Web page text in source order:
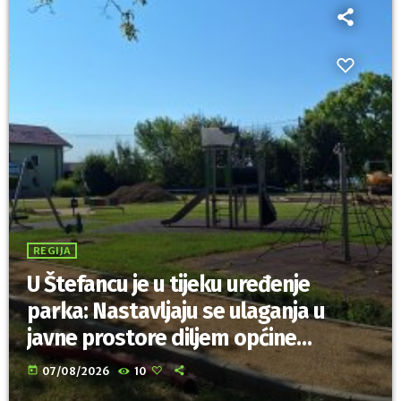
REGIJA
U Štefancu je u tijeku uređenje
parka: Nastavljaju se ulaganja u
javne prostore diljem općine
Trnovec Bartolovečki
today 07/08/2026 10